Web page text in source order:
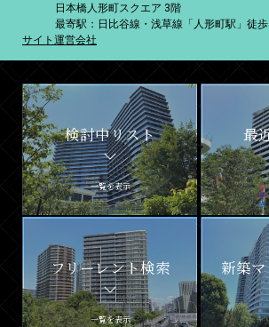
日本橋人形町スクエア 3階
最寄駅：日比谷線・浅草線「人形町駅」徒
サイト運営会社
検討中リスト
一覧を表示
最
フリーレント検索
一覧を表示
新築